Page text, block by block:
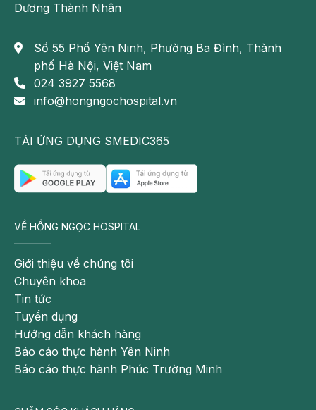
Triệu chứng của bệnh suy gan không có rõ ràng khi
buồn nôn, chán ăn, mệt mỏi, tiêu chảy, giảm cân….
Buồn nôn
Chán ăn, mệt mỏi
Tiêu chảy.
Giảm cân.
Khi bệnh suy gan tiến triển nặng hơn sẽ đi kèm các
Vàng mắt, vàng da: Đây là triệu chứng điển hình
của các bệnh về gan. Nguyên nhân là do khi bị suy
gan, chức năng gan suy giảm dẫn tới sự tích tụ
bilirubin trong máu và gây nên tình trạng vàng da,
vàng mắt.
Bầm da hoặc chảy máu: Suy gan khiến gan không
còn thải độc máu tốt và bạn sẽ gặp phải các vấn
đề về đông máu bề mặt da. Đây là nguyên nhân
Dương Thành Nhân
Số 55 Phố Yên Ninh, Phường Ba Đình, Thành
phố Hà Nội, Việt Nam
024 3927 5568
info@hongngochospital.vn
TẢI ỨNG DỤNG SMEDIC365
VỀ HỒNG NGỌC HOSPITAL
Giới thiệu về chúng tôi
Chuyên khoa
Tin tức
Tuyển dụng
Hướng dẫn khách hàng
Báo cáo thực hành Yên Ninh
Báo cáo thực hành Phúc Trường Minh